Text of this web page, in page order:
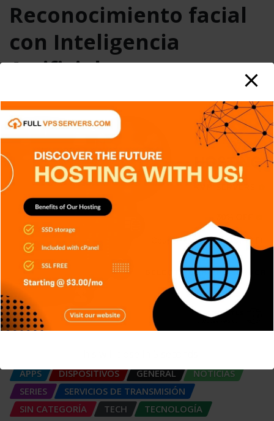
Reconocimiento facial
con Inteligencia
Artificial
Carlos Conde Ago 6, 2026 0
Desbloquear un teléfono con solo mirar la pantalla
parece algo cotidiano, pero detrás de esa acción ocurre
un proceso tecnológico…
APPS DISPOSITIVOS GENERAL
NOTICIAS
SERIES
SERVICIOS DE TRANSMISIÓN
SIN CATEGORÍA
TECH TECNOLOGÍA